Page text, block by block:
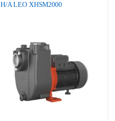
H/A LEO XHSM2000